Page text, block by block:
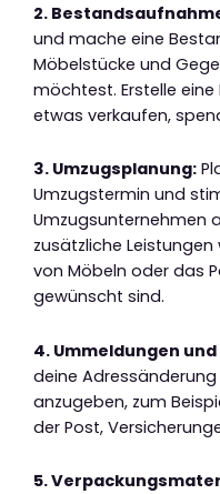
2.
und mache eine
Möbelstücke und
möchtest. Erstelle
etwas verkaufen,
3. Umzugsplanung:
Umzugstermin und
Umzugsunternehmen
zusätzliche
von Möbeln oder das
gewünscht sind.
4. Ummeldungen
deine
anzugeben, zum
der Post,
5.